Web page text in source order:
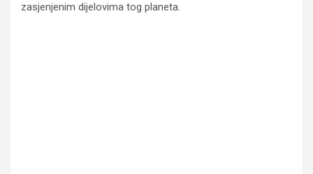
zasjenjenim dijelovima tog planeta.